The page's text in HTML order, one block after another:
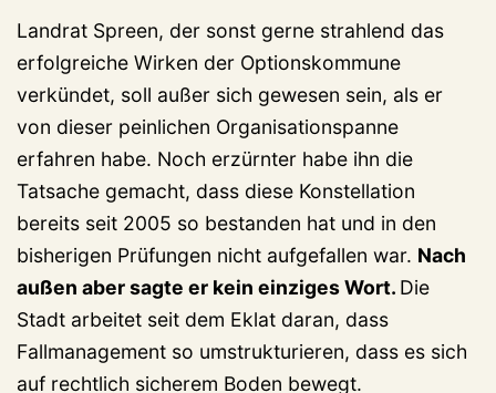
Landrat Spreen, der sonst gerne strahlend das
erfolgreiche Wirken der Optionskommune
verkündet, soll außer sich gewesen sein, als er
von dieser peinlichen Organisationspanne
erfahren habe. Noch erzürnter habe ihn die
Tatsache gemacht, dass diese Konstellation
bereits seit 2005 so bestanden hat und in den
bisherigen Prüfungen nicht aufgefallen war. Nach
außen aber sagte er kein einziges Wort. Die
Stadt arbeitet seit dem Eklat daran, dass
Fallmanagement so umstrukturieren, dass es sich
auf rechtlich sicherem Boden bewegt.